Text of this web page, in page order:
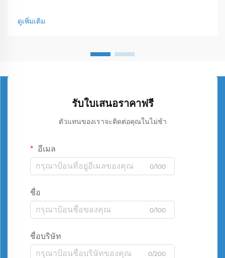
ดูเพิ่มเติม
รับใบเสนอราคาฟรี
ตัวแทนของเราจะติดต่อคุณในไม่ช้า
อีเมล
0/100
ชื่อ
0/100
ชื่อบริษัท
0/200